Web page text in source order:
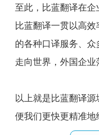
至此，比蓝翻译在
比蓝翻译一贯以高
的各种口译服务、
走向世界，外国企业
以上就是比蓝翻译
便我们更快更精准地